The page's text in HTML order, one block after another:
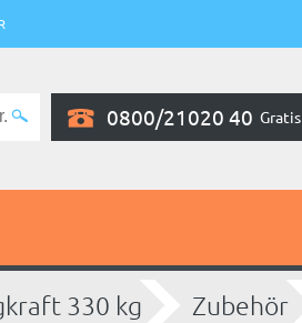
0800/21020 40 Gratis
330 kg Zubehör